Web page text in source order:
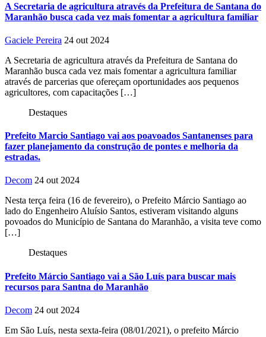
A Secretaria de agricultura através da Prefeitura de Santana do
Maranhão busca cada vez mais fomentar a agricultura familiar
Gaciele Pereira 24 out 2024
A Secretaria de agricultura através da Prefeitura de Santana do
Maranhão busca cada vez mais fomentar a agricultura familiar
através de parcerias que ofereçam oportunidades aos pequenos
agricultores, com capacitações […]
Destaques
Prefeito Marcio Santiago vai aos poavoados Santanenses para
fazer planejamento da construção de pontes e melhoria da
estradas.
Decom 24 out 2024
Nesta terça feira (16 de fevereiro), o Prefeito Márcio Santiago ao
lado do Engenheiro Aluísio Santos, estiveram visitando alguns
povoados do Município de Santana do Maranhão, a visita teve como
[…]
Destaques
Prefeito Márcio Santiago vai a São Luís para buscar mais
recursos para Santna do Maranhão
Decom 24 out 2024
Em São Luís, nesta sexta-feira (08/01/2021), o prefeito Márcio